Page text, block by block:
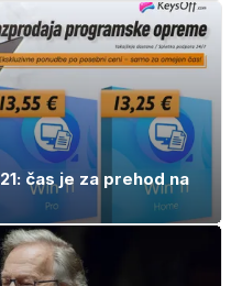
čas je za prehod na